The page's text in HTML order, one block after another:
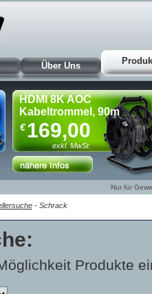
Über Uns
HDMI 8K AOC
Kabeltrommel, 90m
169,00
€
exkl. MwSt.
Nur für
- Schrack
Produkte